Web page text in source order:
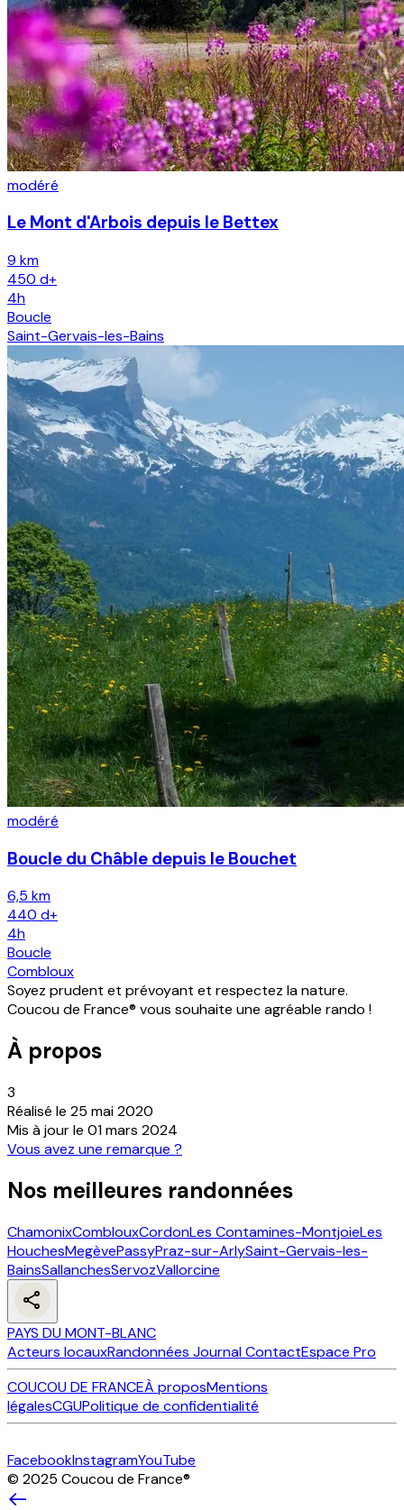
modéré
Le Mont d'Arbois depuis le Bettex
9 km
450 d+
4h
Boucle
Saint-Gervais-les-Bains
modéré
Boucle du Châble depuis le Bouchet
6,5 km
440 d+
4h
Boucle
Combloux
Soyez prudent et prévoyant et respectez la nature.
Coucou de France® vous souhaite une agréable rando !
À propos
3
Réalisé le 25 mai 2020
Mis à jour le 01 mars 2024
Vous avez une remarque ?
Nos meilleures randonnées
ChamonixComblouxCordonLes Contamines-MontjoieLes
HouchesMegèvePassyPraz-sur-ArlySaint-Gervais-les-
BainsSallanchesServozVallorcine
PAYS DU MONT-BLANC
Acteurs locauxRandonnées JournalContactEspace Pro
COUCOU DE FRANCEÀ proposMentions
légalesCGUPolitique de confidentialité
FacebookInstagramYouTube
© 2025 Coucou de France®